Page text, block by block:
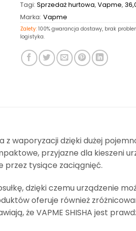
Tagi: Sprzedaż hurtowa, Vapme,
Marka: Vapme
Zalety: 100% gwarancja dostawy, brak
logistyka.
z waporyzacji dzięki dużej
przyjazne dla kieszeni
przez tysiące zaciągnięć.
dzięki czemu urządzenie
oferuje również
że VAPME SHISHA jest